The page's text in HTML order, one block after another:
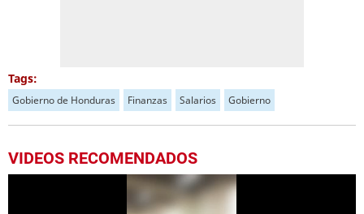
Tags:
Gobierno de Honduras Finanzas Salarios Gobierno
VIDEOS RECOMENDADOS